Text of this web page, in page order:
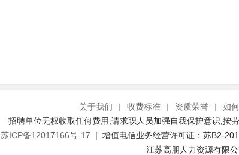
关于我们 | 收费标准 | 资质荣誉 | 如
招聘单位无权收取任何费用,请求职人员加强自我保护意识,按
苏ICP备12017166号-17 | 增值电信业务经营许可证：苏B2-
江苏高朋人力资源有限